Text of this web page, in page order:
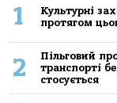
1
Культурні
протягом
2
Пільговий
транспорті
стосується